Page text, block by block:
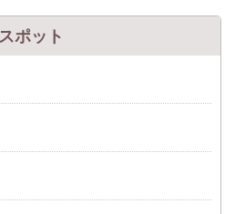
ポット